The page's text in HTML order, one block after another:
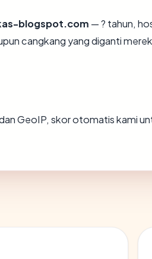
blogspot.com — ? tahun,
cangkang yang diganti
GeoIP, skor otomatis kami